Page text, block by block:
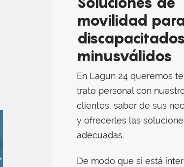
movilidad
minusválidos
En Lagun 24 queremos
trato personal con
clientes, saber de sus
y ofrecerles las
adecuadas.
De modo que si está